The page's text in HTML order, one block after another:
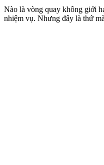
Nào là vòng quay không giới
nhiệm vụ. Nhưng đây là thứ